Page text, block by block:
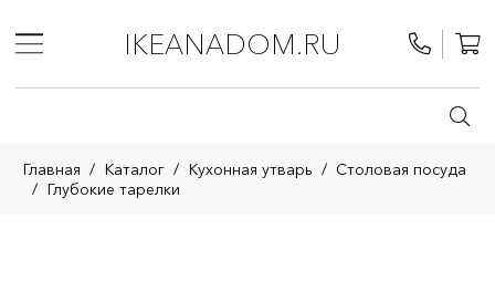
IKEANADOM.RU
Главная / Каталог / Кухонная утварь / Столовая посуда
/ Глубокие тарелки